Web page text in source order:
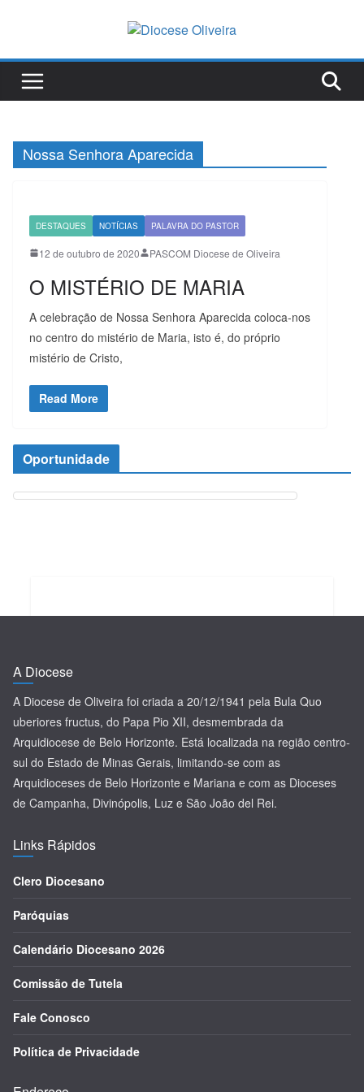
conteúdo
Nossa Senhora Aparecida
DESTAQUES NOTÍCIAS PALAVRA DO PASTOR
12 de outubro de 2020 PASCOM Diocese de Oliveira
O MISTÉRIO DE MARIA
A celebração de Nossa Senhora Aparecida coloca-nos
no centro do mistério de Maria, isto é, do próprio
mistério de Cristo,
Read More
Oportunidade
A Diocese
A Diocese de Oliveira foi criada a 20/12/1941 pela Bula Quo
uberiores fructus, do Papa Pio XII, desmembrada da
Arquidiocese de Belo Horizonte. Está localizada na região centro-
sul do Estado de Minas Gerais, limitando-se com as
Arquidioceses de Belo Horizonte e Mariana e com as Dioceses
de Campanha, Divinópolis, Luz e São João del Rei.
Links Rápidos
Clero Diocesano
Paróquias
Calendário Diocesano 2026
Comissão de Tutela
Fale Conosco
Política de Privacidade